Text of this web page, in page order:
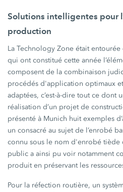
Solutions intelligentes pour
production
La Technology Zone était
qui ont constitué cette année
composent de la combinaison
procédés d'application optimaux
adaptées, c’est-à-dire tout ce dont
réalisation d’un projet de
présenté à Munich huit exemples
un consacré au sujet de l’enrobé
connu sous le nom d'enrobé tiède
public a ainsi pu voir notamment
produit en préservant les
Pour la réfection routière, un